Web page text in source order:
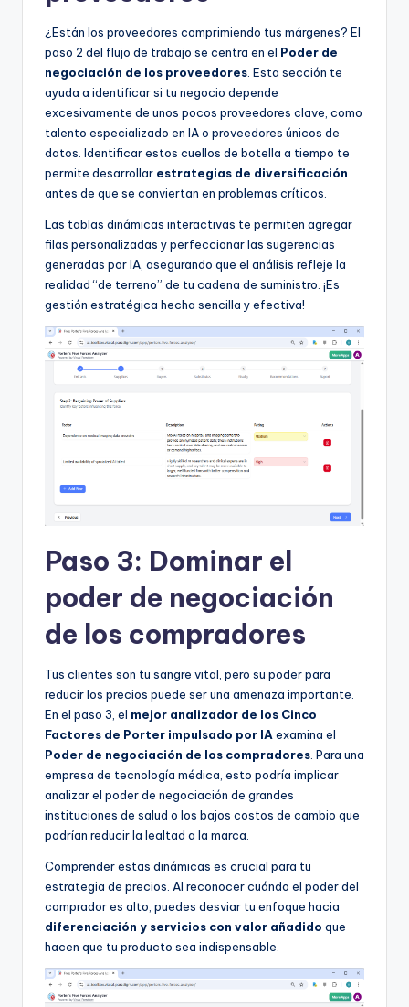
¿Están los proveedores comprimiendo tus márgenes? El
paso 2 del flujo de trabajo se centra en el Poder de
negociación de los proveedores. Esta sección te
ayuda a identificar si tu negocio depende
excesivamente de unos pocos proveedores clave, como
talento especializado en IA o proveedores únicos de
datos. Identificar estos cuellos de botella a tiempo te
permite desarrollar estrategias de diversificación
antes de que se conviertan en problemas críticos.
Las tablas dinámicas interactivas te permiten agregar
filas personalizadas y perfeccionar las sugerencias
generadas por IA, asegurando que el análisis refleje la
realidad “de terreno” de tu cadena de suministro. ¡Es
gestión estratégica hecha sencilla y efectiva!
Paso 3: Dominar el
poder de negociación
de los compradores
Tus clientes son tu sangre vital, pero su poder para
reducir los precios puede ser una amenaza importante.
En el paso 3, el mejor analizador de los Cinco
Factores de Porter impulsado por IA examina el
Poder de negociación de los compradores . Para una
empresa de tecnología médica, esto podría implicar
analizar el poder de negociación de grandes
instituciones de salud o los bajos costos de cambio que
podrían reducir la lealtad a la marca.
Comprender estas dinámicas es crucial para tu
estrategia de precios. Al reconocer cuándo el poder del
comprador es alto, puedes desviar tu enfoque hacia
diferenciación y servicios con valor añadido que
hacen que tu producto sea indispensable.